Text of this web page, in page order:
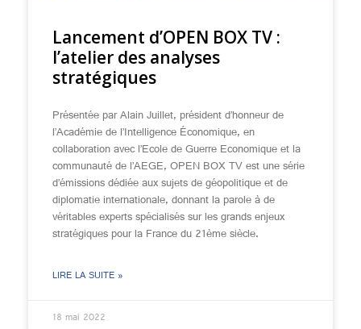
Lancement d’OPEN BOX TV :
l’atelier des analyses
stratégiques
Présentée par Alain Juillet, président d’honneur de
l’Académie de l’Intelligence Économique, en
collaboration avec l’Ecole de Guerre Economique et la
communauté de l’AEGE, OPEN BOX TV est une série
d’émissions dédiée aux sujets de géopolitique et de
diplomatie internationale, donnant la parole à de
véritables experts spécialisés sur les grands enjeux
stratégiques pour la France du 21ème siècle.
LIRE LA SUITE »
18 mai 2022